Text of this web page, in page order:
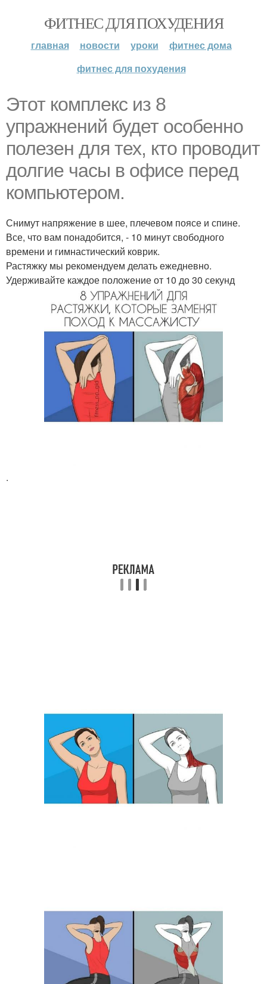
ФИТНЕС ДЛЯ ПОХУДЕНИЯ
главная новости уроки
фитнес дома
фитнес для похудения
Этот комплекс из 8
упражнений будет особенно
полезен для тех, кто проводит
долгие часы в офисе перед
компьютером.
Снимут напряжение в шее, плечевом поясе и спине.
Все, что вам понадобится, - 10 минут свободного
времени и гимнастический коврик.
Растяжку мы рекомендуем делать ежедневно.
Удерживайте каждое положение от 10 до 30 секунд
.